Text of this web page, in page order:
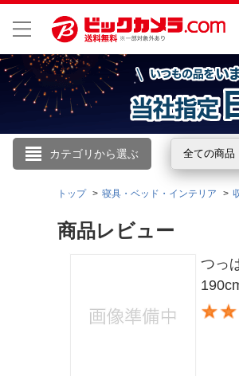
カテゴリから選ぶ 全ての商品
こんにちは
ログイン
新規会員登録
お買いもの履歴
トップ 寝具・ベッド・インテリア
商品レビュー
つっ